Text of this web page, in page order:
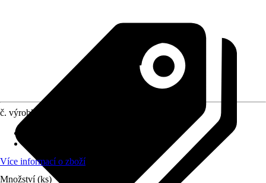
č. výrobku
Více informací o zboží
Množství (ks)